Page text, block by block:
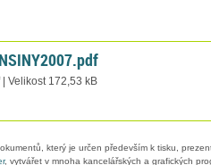
Velikost 172,53 kB
který je určen především k tisku,
, vytvářet v mnoha kancelářských a grafických